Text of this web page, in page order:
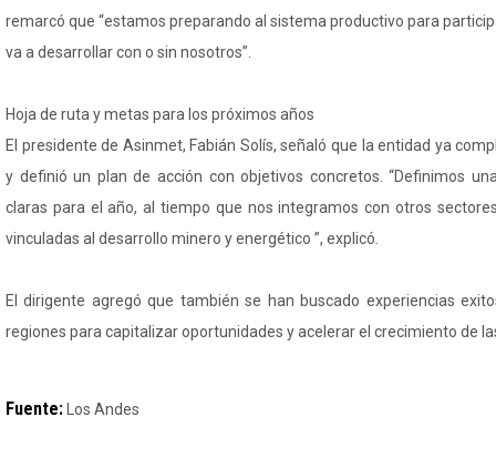
remarcó que “estamos preparando al sistema productivo para
va a desarrollar con o sin nosotros”.
Hoja de ruta y metas para los próximos años
El presidente de Asinmet, Fabián Solís, señaló que la entidad ya
y definió un plan de acción con objetivos concretos. “Definimos
claras para el año, al tiempo que nos integramos con otros
vinculadas al desarrollo minero y energético ”, explicó.
El dirigente agregó que también se han buscado experiencias
regiones para capitalizar oportunidades y acelerar el crecimiento de
Fuente: Los Andes